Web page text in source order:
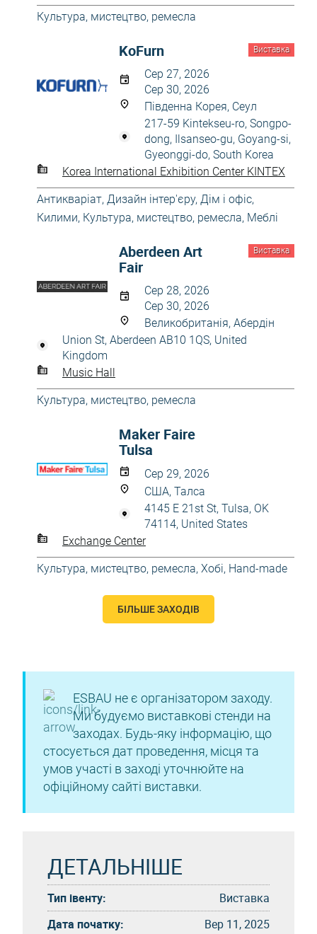
Культура, мистецтво, ремесла
Виставка
KoFurn
Сер 27, 2026
Сер 30, 2026
Південна Корея, Сеул
217-59 Kintekseu-ro, Songpo-
dong, Ilsanseo-gu, Goyang-si,
Gyeonggi-do, South Korea
Korea International Exhibition Center KINTEX
Антикваріат, Дизайн інтер'єру, Дім і офіс,
Килими, Культура, мистецтво, ремесла, Меблі
Виставка
Aberdeen Art
Fair
Сер 28, 2026
Сер 30, 2026
Великобританія, Абердін
Union St, Aberdeen AB10 1QS, United
Kingdom
Music Hall
Культура, мистецтво, ремесла
Maker Faire
Tulsa
Сер 29, 2026
США, Талса
4145 E 21st St, Tulsa, OK
74114, United States
Exchange Center
Культура, мистецтво, ремесла, Хобі, Hand-made
БІЛЬШЕ ЗАХОДІВ
ESBAU не є організатором заходу.
Ми будуємо виставкові стенди на
заходах. Будь-яку інформацію, що
стосується дат проведення, місця та
умов участі в заході уточнюйте на
офіційному сайті виставки.
ДЕТАЛЬНІШЕ
Тип івенту:
Виставка
Дата початку:
Вер 11, 2025